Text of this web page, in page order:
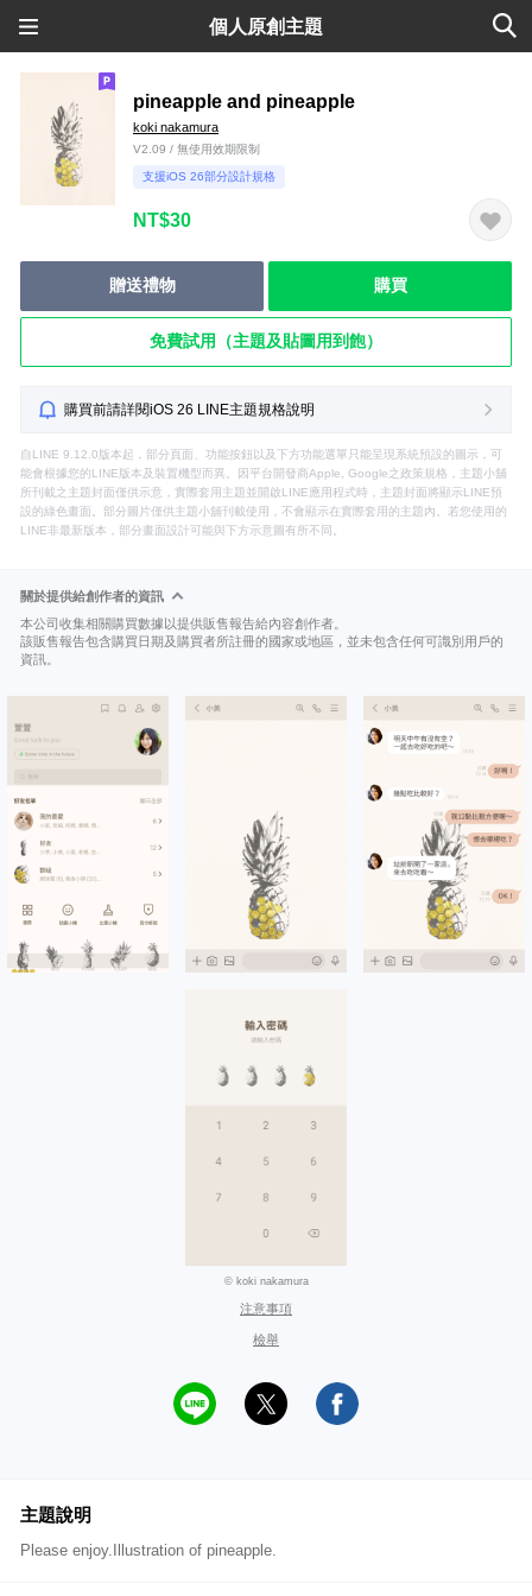
個人原創主題
pineapple and pineapple
koki nakamura
V2.09 / 無使用效期限制
支援iOS 26部分設計規格
NT$30
贈送禮物 購買
免費試用（主題及貼圖用到飽）
購買前請詳閱iOS 26 LINE主題規格說明
自LINE 9.12.0版本起，部分頁面、功能按鈕以及下方功能選單只能呈現系統預設的圖示，可
能會根據您的LINE版本及裝置機型而異。因平台開發商Apple, Google之政策規格，主題小舖
所刊載之主題封面僅供示意，實際套用主題並開啟LINE應用程式時，主題封面將顯示LINE預
設的綠色畫面。部分圖片僅供主題小舖刊載使用，不會顯示在實際套用的主題內。若您使用的
LINE非最新版本，部分畫面設計可能與下方示意圖有所不同。
關於提供給創作者的資訊
本公司收集相關購買數據以提供販售報告給內容創作者。
該販售報告包含購買日期及購買者所註冊的國家或地區，並未包含任何可識別用戶的
資訊。
© koki nakamura
注意事項
檢舉
主題說明
Please enjoy.Illustration of pineapple.